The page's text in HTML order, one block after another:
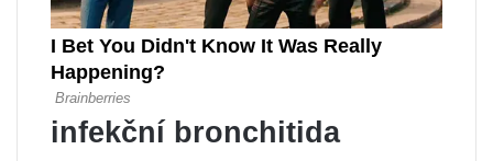
infekční bronchitida